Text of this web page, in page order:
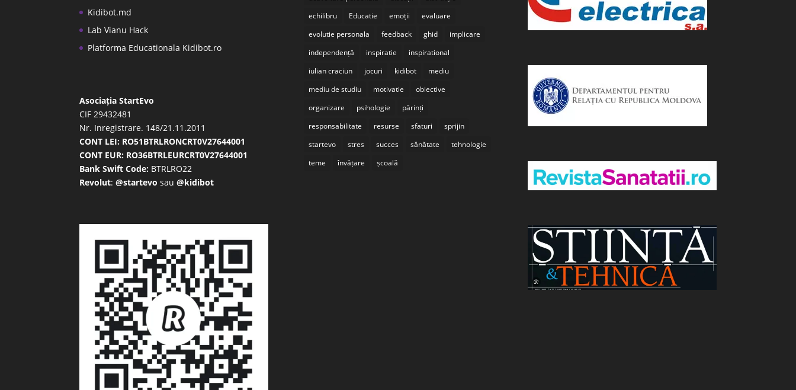
Kidibot.md
Lab Vianu Hack
Platforma Educationala Kidibot.ro
Asociația StartEvo
CIF 29432481
Nr. Inregistrare. 148/21.11.2011
CONT LEI: RO51BTRLRONCRT0V27644001
CONT EUR: RO36BTRLEURCRT0V27644001
Bank Swift Code: BTRLRO22
Revolut:@startevo sau@kidibot
echilibru
Educatie emoții
evaluare
evolutie personala
feedback ghid
implicare
independență
inspiratie
inspirational
iulian craciun
jocuri kidibot
mediu
mediu de studiu
motivatie
obiective
organizare
psihologie
părinți
responsabilitate
resurse sfaturi
sprijin
startevo
stres succes sănătate
tehnologie
teme
învățare școală